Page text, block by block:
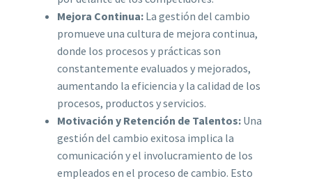
Mejora Continua: La gestión del cambio
promueve una cultura de mejora continua,
donde los procesos y prácticas son
constantemente evaluados y mejorados,
aumentando la eficiencia y la calidad de los
procesos, productos y servicios.
Motivación y Retención de Talentos: Una
gestión del cambio exitosa implica la
comunicación y el involucramiento de los
empleados en el proceso de cambio. Esto